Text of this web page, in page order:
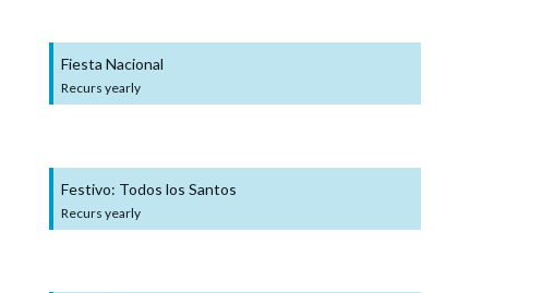
Fiesta Nacional
Recurs yearly
Festivo: Todos los Santos
Recurs yearly